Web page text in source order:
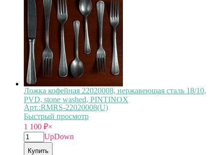
Ложка кофейная 22020008, нержавеющая сталь 18/10,
PVD, stone washed, PINTINOX
Арт.:RMRS-22020008(U)
Быстрый просмотр
1 100 ₽×
UpDown
Купить